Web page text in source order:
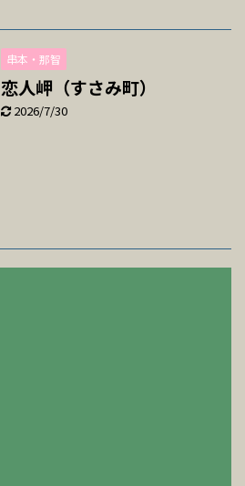
串本・那智
恋人岬（すさみ町）
2026/7/30